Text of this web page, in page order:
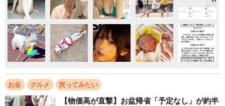
お金 グルメ 買ってみたい
【物価高が直撃】お盆帰省「予定なし」が約半